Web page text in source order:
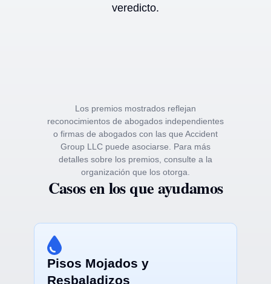
veredicto.
Los premios mostrados reflejan
reconocimientos de abogados independientes
o firmas de abogados con las que Accident
Group LLC puede asociarse. Para más
detalles sobre los premios, consulte a la
organización que los otorga.
Casos en los que ayudamos
Pisos Mojados y
Resbaladizos